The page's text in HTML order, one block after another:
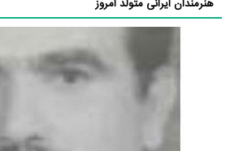
هنرمندان ایرانی متولد امروز